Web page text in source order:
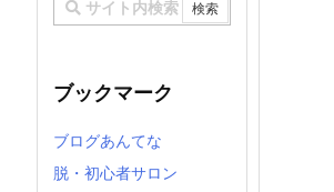
ブックマーク
ブログあんてな
脱・初心者サロン